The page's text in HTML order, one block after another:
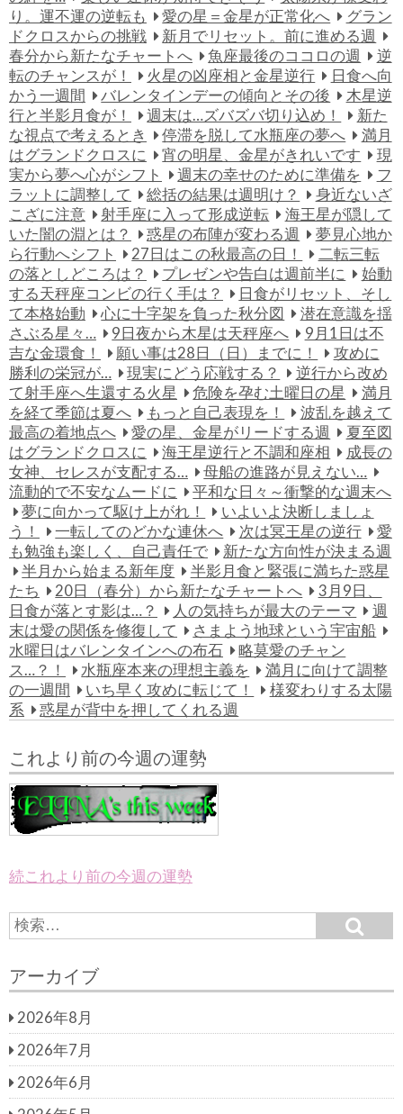
り。運不運の逆転も
愛の星＝金星が正常化へ
グラン
ドクロスからの挑戦
新月でリセット。前に進める週
春分から新たなチャートへ
魚座最後のココロの週
逆
転のチャンスが！
火星の凶座相と金星逆行
日食へ向
かう一週間
バレンタインデーの傾向とその後
木星逆
行と半影月食が！
週末は…ズバズバ切り込め！
新た
な視点で考えるとき
停滞を脱して水瓶座の夢へ
満月
はグランドクロスに
宵の明星、金星がきれいです
現
実から夢へ心がシフト
週末の幸せのために準備を
フ
ラットに調整して
総括の結果は週明け？
身近ないざ
こざに注意
射手座に入って形成逆転
海王星が隠して
いた闇の淵とは？
惑星の布陣が変わる週
夢見心地か
ら行動へシフト
27日はこの秋最高の日！
二転三転
の落としどころは？
プレゼンや告白は週前半に
始動
する天秤座コンビの行く手は？
日食がリセット、そし
て本格始動
心に十字架を負った秋分図
潜在意識を揺
さぶる星々…
9日夜から木星は天秤座へ
9月1日は不
吉な金環食！
願い事は28日（日）までに！
攻めに
勝利の栄冠が…
現実にどう応戦する？
逆行から改め
て射手座へ生還する火星
危険を孕む土曜日の星
満月
を経て季節は夏へ
もっと自己表現を！
波乱を越えて
最高の着地点へ
愛の星、金星がリードする週
夏至図
はグランドクロスに
海王星逆行と不調和座相
成長の
女神、セレスが支配する…
母船の進路が見えない…
流動的で不安なムードに
平和な日々～衝撃的な週末へ
夢に向かって駆け上がれ！
いよいよ決断しましょ
う！
一転してのどかな連休へ 次は冥王星の逆行
愛
も勉強も楽しく、自己責任で
新たな方向性が決まる週
半月から始まる新年度
半影月食と緊張に満ちた惑星
たち
20日（春分）から新たなチャートへ
3月9日、
日食が落とす影は…？
人の気持ちが最大のテーマ
週
末は愛の関係を修復して
さまよう地球という宇宙船
水曜日はバレンタインへの布石
略莫愛のチャン
ス…？！
水瓶座本来の理想主義を
満月に向けて調整
の一週間
いち早く攻めに転じて！
様変わりする太陽
系
惑星が背中を押してくれる週
これより前の今週の運勢
続これより前の今週の運勢
S
e
r
h
o
r:
e
h
アーカイブ
2026年8月
2026年7月
2026年6月